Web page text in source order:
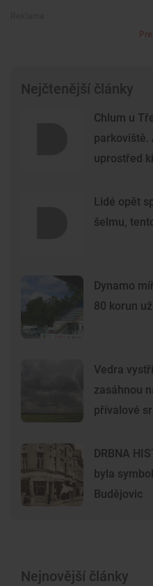
Nejčtenější články
Chlum u
parkoviště.
uprostřed
Lidé opět
šelmu,
Dynamo
80 korun
Vedra
zasáhnou
přívalové
DRBNA
byla
Budějovic
Nejnovější články